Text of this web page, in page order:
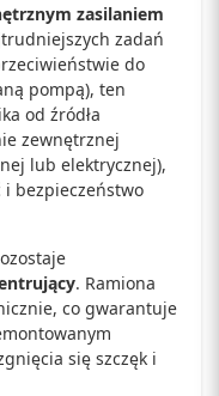
zasilaniem
zadań
do
pompą), ten
od źródła
zewnętrznej
lub elektrycznej),
i bezpieczeństwo
. Ramiona
co gwarantuje
się szczęk i